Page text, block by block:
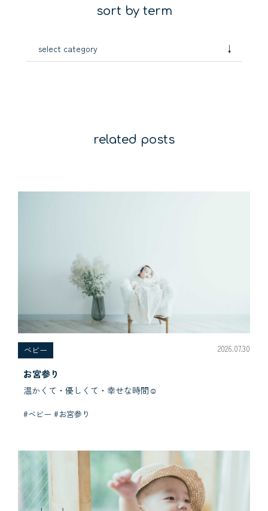
sort by term
select category ↓
related posts
べビー 2026.07.30
お宮参り
温かくて・優しくて・幸せな時間☺︎
#ベビー #お宮参り